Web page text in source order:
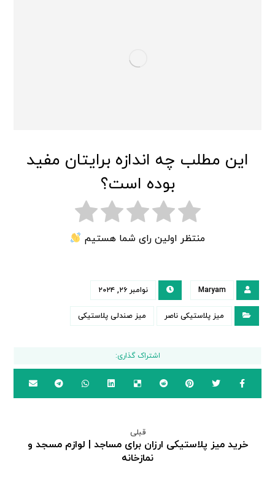
این مطلب چه اندازه برایتان مفید
بوده است؟
منتظر اولین رای شما هستیم
Maryam نوامبر ۲۶, ۲۰۲۴
میز پلاستیکی ناصر میز صندلی پلاستیکی
قبلی
خرید میز پلاستیکی ارزان برای مساجد | لوازم مسجد و
نمازخانه